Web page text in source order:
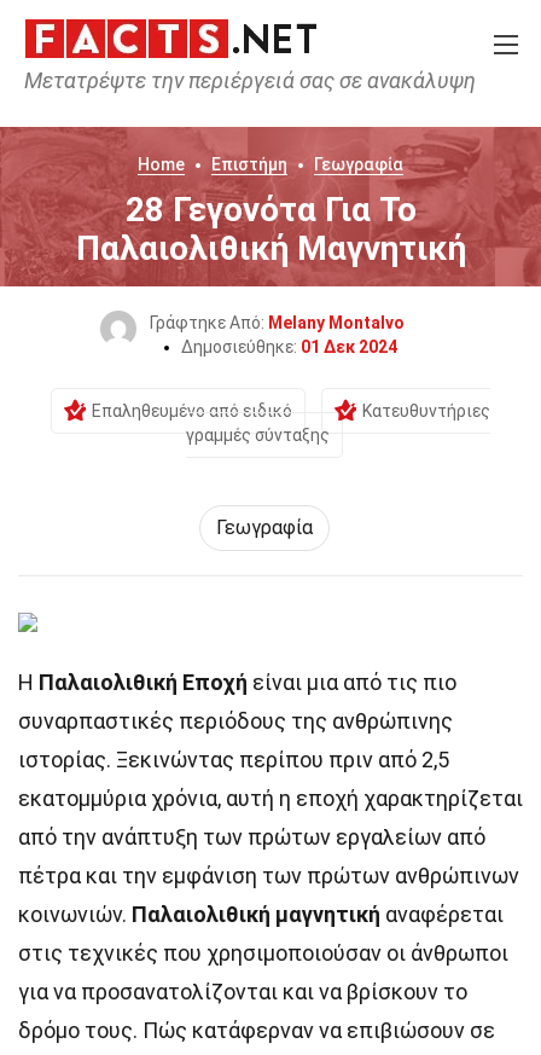
Μετατρέψτε την περιέργειά σας σε ανακάλυψη
Home Επιστήμη Γεωγραφία
28 Γεγονότα Για Το
Παλαιολιθική Μαγνητική
Γράφτηκε Από: Melany Montalvo
Δημοσιεύθηκε: 01 Δεκ 2024
Επαληθευμένο από ειδικό
Κατευθυντήριες
γραμμές σύνταξης
Γεωγραφία
Η Παλαιολιθική Εποχή είναι μια από τις πιο
συναρπαστικές περιόδους της ανθρώπινης
ιστορίας. Ξεκινώντας περίπου πριν από 2,5
εκατομμύρια χρόνια, αυτή η εποχή χαρακτηρίζεται
από την ανάπτυξη των πρώτων εργαλείων από
πέτρα και την εμφάνιση των πρώτων ανθρώπινων
κοινωνιών. Παλαιολιθική μαγνητική αναφέρεται
στις τεχνικές που χρησιμοποιούσαν οι άνθρωποι
για να προσανατολίζονται και να βρίσκουν το
δρόμο τους. Πώς κατάφερναν να επιβιώσουν σε